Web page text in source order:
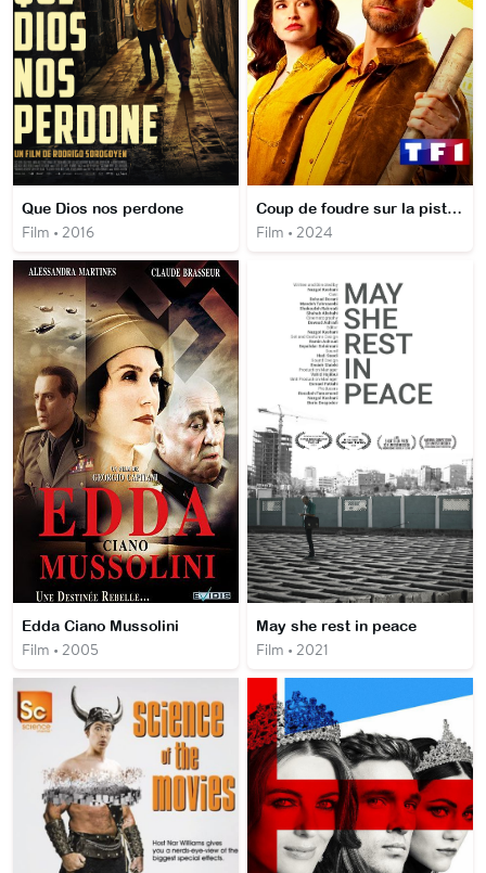
Que Dios nos perdone
Film • 2016
Coup de foudre sur la piste du trésor
Film • 2024
Edda Ciano Mussolini
Film • 2005
May she rest in peace
Film • 2021